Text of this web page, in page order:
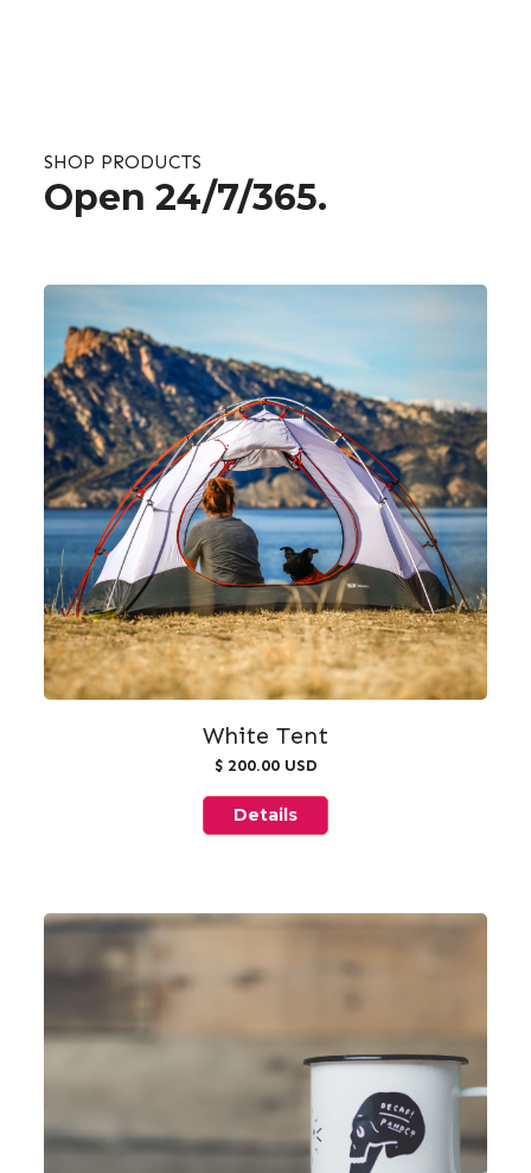
SHOP PRODUCTS
Open 24/7/365.
White Tent
$ 200.00 USD
Details